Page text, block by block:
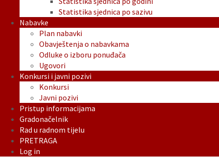
Statistika sjednica po sazivu
Nabavke
Plan nabavki
Obavještenja o nabavkama
Odluke o izboru ponuđača
Ugovori
Konkursi i javni pozivi
Konkursi
Javni pozivi
Pristup informacijama
Gradonačelnik
Rad u radnom tijelu
PRETRAGA
Log in